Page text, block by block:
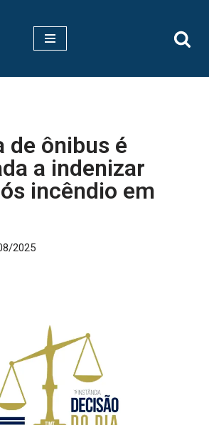
de ônibus é
a indenizar
incêndio em
2025